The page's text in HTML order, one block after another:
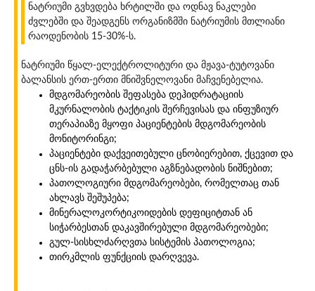
ნატრიუმი გვხვდება ხრტილში და ოდნავ ნაკლები
ძვლებში და შეადგენს ორგანიზმში ნატრიუმის მთლიანი
რაოდენობის 15-30%-ს.
ნატრიუმი წყალ-ელექტროლიტური და მჟავა-ტუტოვანი
ბალანსის ერთ-ერთი მნიშვნელოვანი მაჩვენებელია.
მდგომარეობის შეფასება დეჰიდრატაციის
მკურნალობის ტაქტიკის შერჩევისას და ინფუზიურ
თერაპიაზე მყოფი პაციენტების მდგომარეობის
მონიტორინგი;
პაციენტები დაქვეითებული ცნობიერებით, ქცევით და
ცნს-ის გადაჭარბებული აგზნებადობის ნიშნებით;
პათოლოგიური მდგომარეობები, რომელთაც თან
ახლავს შეშუპება;
მინერალოკორტიკოიდების დეფიციტთან ან
სიჭარბესთან დაკავშირებული მდგომარეობები;
გულ-სისხლძარღვთა სისტემის პათოლოგია;
თირკმლის ფუნქციის დარღვევა.